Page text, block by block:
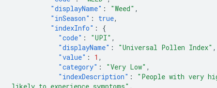
"displayName" : "Weed" ,
"inSeason" : true,
"indexInfo" :
{
"code" : "UPI" ,
"displayName" : "Universal Pollen Index" ,
"value" : 1 ,
"category" : "Very Low" ,
"indexDescription" :
"People with very